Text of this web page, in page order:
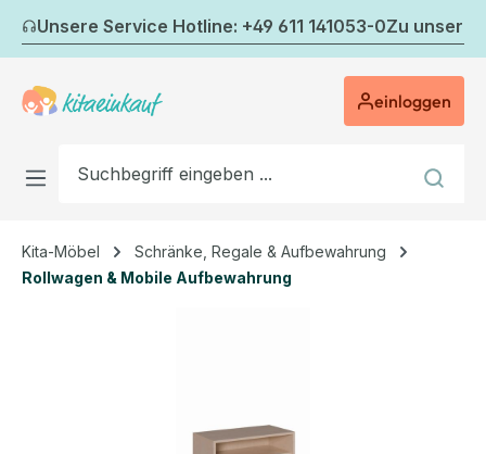
Zum Hauptinhalt springen
Unsere Service Hotline: +49 611 141053-0Zu
einloggen
Kita-Möbel
Schränke, Regale & Aufbewahrung
Rollwagen & Mobile Aufbewahrung